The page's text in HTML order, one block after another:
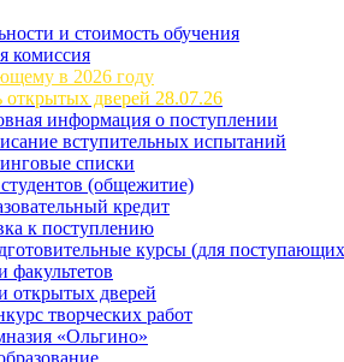
и стоимость обучения
комиссия
в 2026 году
открытых дверей 28.07.26
информация о поступлении
вступительных испытаний
списки
(общежитие)
кредит
к поступлению
курсы (для
факультетов
открытых дверей
творческих работ
«Ольгино»